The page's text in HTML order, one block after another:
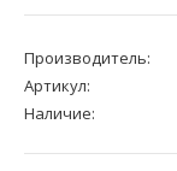
Производитель:
Артикул:
Наличие: